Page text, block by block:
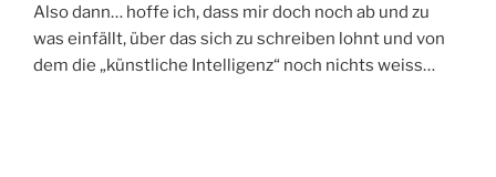
Also dann… hoffe ich, dass mir doch noch ab und zu
was einfällt, über das sich zu schreiben lohnt und von
dem die „künstliche Intelligenz“ noch nichts weiss…